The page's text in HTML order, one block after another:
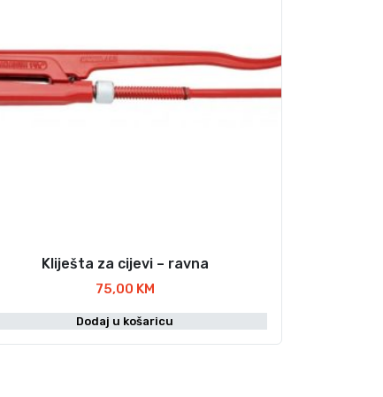
Kliješta za cijevi – ravna
75,00 KM
Dodaj u košaricu